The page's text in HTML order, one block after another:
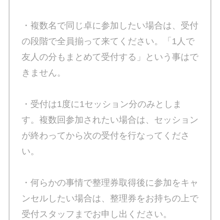
・複数名で同じ卓に参加したい場合は、受付
の段階で全員揃って来てください。「1人で
友人の分もまとめて受付する」という事はで
きません。
・受付は1度に1セッション分のみとしま
す。複数回参加されたい場合は、セッション
が終わってから次の受付を行なってくださ
い。
・何らかの事情で整理券取得後に参加をキャ
ンセルしたい場合は、整理券をお持ちの上で
受付スタッフまでお申し出ください。